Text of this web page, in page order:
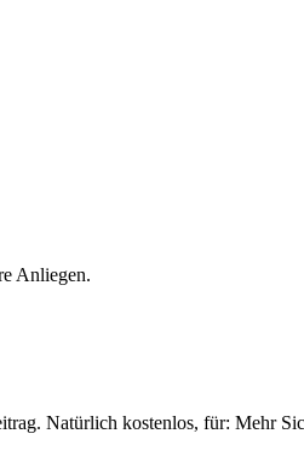
Anliegen.
Natürlich kostenlos, für: Mehr